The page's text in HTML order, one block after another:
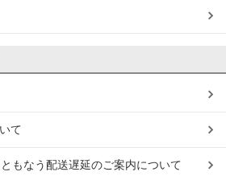
て
もなう配送遅延のご案内について